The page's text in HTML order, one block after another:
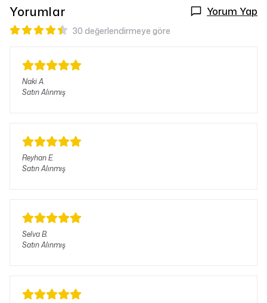
Yorumlar Yorum Yap
30 değerlendirmeye göre
NakiA.
Satın Alınmış
ReyhanE.
Satın Alınmış
SelvaB.
Satın Alınmış